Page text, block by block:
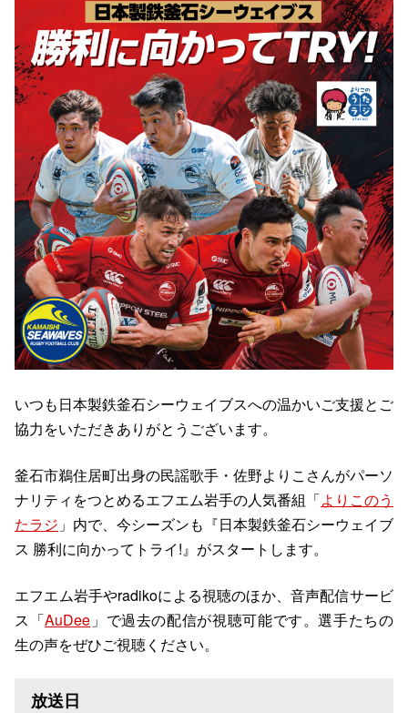
いつも日本製鉄釜石シーウェイブスへの温かいご支援とご
協力をいただきありがとうございます。
釜石市鵜住居町出身の民謡歌手・佐野よりこさんがパーソ
ナリティをつとめるエフエム岩手の人気番組「よりこのう
たラジ 」内で、今シーズンも『日本製鉄釜石シーウェイブ
ス 勝利に向かってトライ!』がスタートします。
エフエム岩手やradikoによる視聴のほか、音声配信サービ
ス「AuDee 」で過去の配信が視聴可能です。選手たちの
生の声をぜひご視聴ください。
放送日